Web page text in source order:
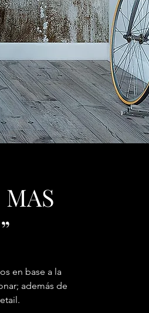
en base a la
además de